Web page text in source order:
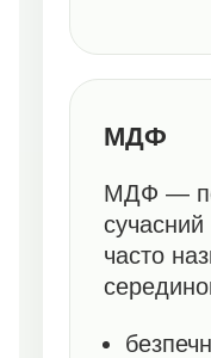
МДФ
МДФ —
сучасний
часто